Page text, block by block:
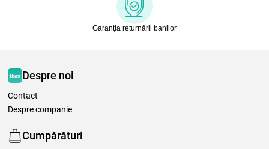
Garanţia returnării banilor
Despre noi
Contact
Despre companie
Cumpărături